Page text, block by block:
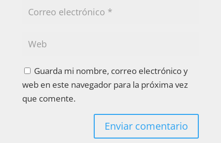
Guarda mi nombre, correo electrónico y
web en este navegador para la próxima vez
que comente.